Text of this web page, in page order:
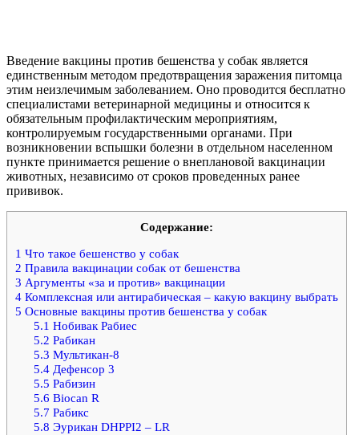
Введение вакцины против бешенства у собак является
единственным методом предотвращения заражения питомца
этим неизлечимым заболеванием. Оно проводится бесплатно
специалистами ветеринарной медицины и относится к
обязательным профилактическим мероприятиям,
контролируемым государственными органами. При
возникновении вспышки болезни в отдельном населенном
пункте принимается решение о внеплановой вакцинации
животных, независимо от сроков проведенных ранее
прививок.
Содержание:
1 Что такое бешенство у собак
2 Правила вакцинации собак от бешенства
3 Аргументы «за и против» вакцинации
4 Комплексная или антирабическая – какую вакцину выбрать
5 Основные вакцины против бешенства у собак
5.1 Нобивак Рабиес
5.2 Рабикан
5.3 Мультикан-8
5.4Дефенсор 3
5.5 Рабизин
5.6 Biocan R
5.7 Рабикс
5.8 Эурикан DHPPI2 – LR